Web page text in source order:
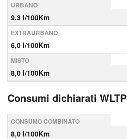
URBANO
9,3 l/100Km
EXTRAURBANO
6,0 l/100Km
MISTO
8,0 l/100Km
Consumi dichiarati WLTP
CONSUMO COMBINATO
8,0 l/100Km